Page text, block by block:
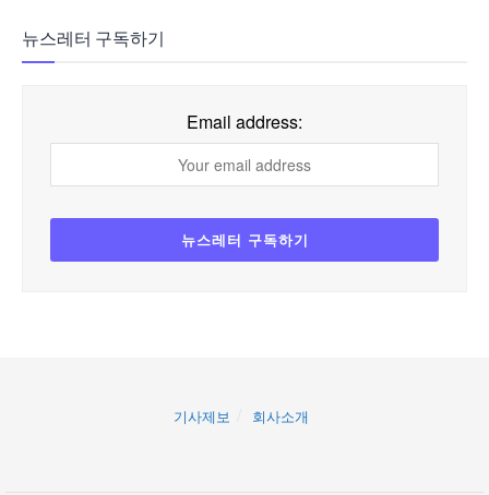
뉴스레터 구독하기
Email address:
기사제보 회사소개